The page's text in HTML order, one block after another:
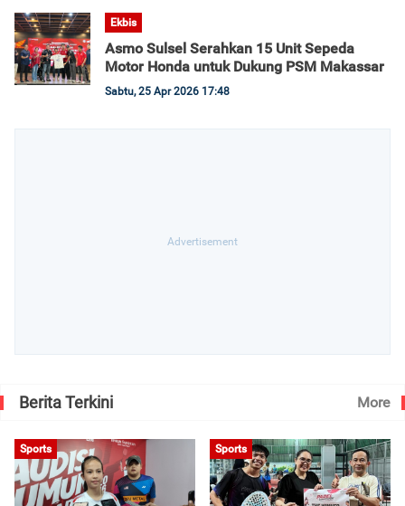
Ekbis
Asmo Sulsel Serahkan 15 Unit Sepeda
Motor Honda untuk Dukung PSM Makassar
Sabtu, 25 Apr 2026 17:48
Berita Terkini More
Sports Sports